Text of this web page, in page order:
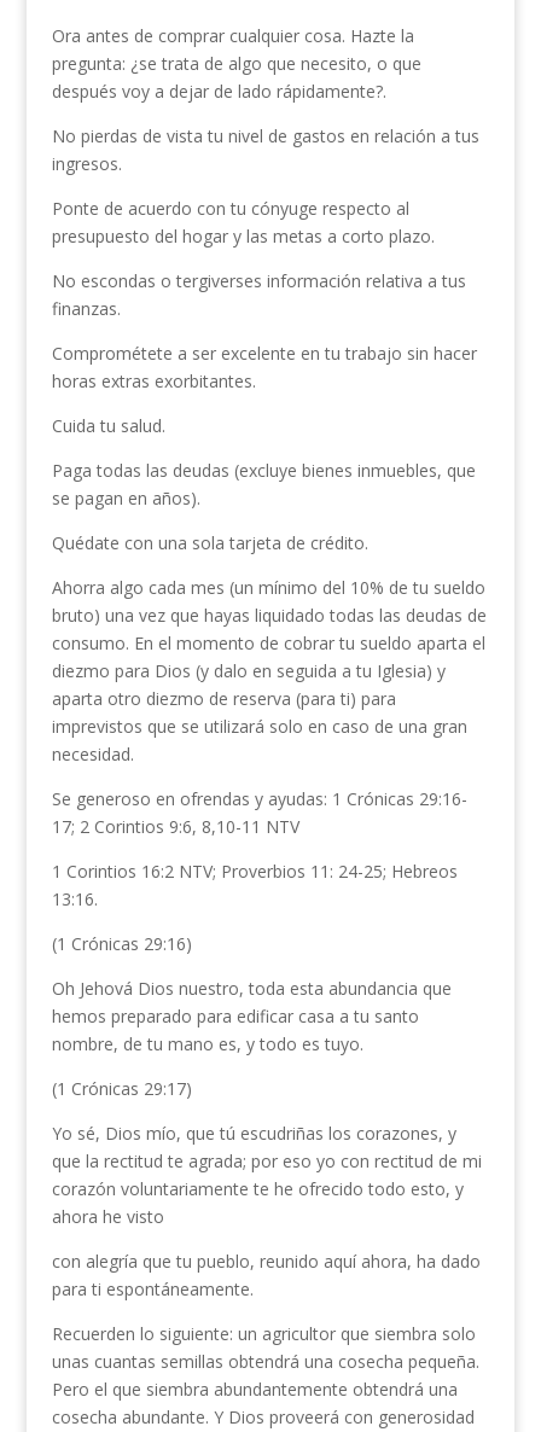
Ora antes de comprar cualquier cosa. Hazte la
pregunta: ¿se trata de algo que necesito, o que
después voy a dejar de lado rápidamente?.
No pierdas de vista tu nivel de gastos en relación a tus
ingresos.
Ponte de acuerdo con tu cónyuge respecto al
presupuesto del hogar y las metas a corto plazo.
No escondas o tergiverses información relativa a tus
finanzas.
Comprométete a ser excelente en tu trabajo sin hacer
horas extras exorbitantes.
Cuida tu salud.
Paga todas las deudas (excluye bienes inmuebles, que
se pagan en años).
Quédate con una sola tarjeta de crédito.
Ahorra algo cada mes (un mínimo del 10% de tu sueldo
bruto) una vez que hayas liquidado todas las deudas de
consumo. En el momento de cobrar tu sueldo aparta el
diezmo para Dios (y dalo en seguida a tu Iglesia) y
aparta otro diezmo de reserva (para ti) para
imprevistos que se utilizará solo en caso de una gran
necesidad.
Se generoso en ofrendas y ayudas: 1 Crónicas 29:16-
17; 2 Corintios 9:6, 8,10-11 NTV
1 Corintios 16:2 NTV; Proverbios 11: 24-25; Hebreos
13:16.
(1 Crónicas 29:16)
Oh Jehová Dios nuestro, toda esta abundancia que
hemos preparado para edificar casa a tu santo
nombre, de tu mano es, y todo es tuyo.
(1 Crónicas 29:17)
Yo sé, Dios mío, que tú escudriñas los corazones, y
que la rectitud te agrada; por eso yo con rectitud de mi
corazón voluntariamente te he ofrecido todo esto, y
ahora he visto
con alegría que tu pueblo, reunido aquí ahora, ha dado
para ti espontáneamente.
Recuerden lo siguiente: un agricultor que siembra solo
unas cuantas semillas obtendrá una cosecha pequeña.
Pero el que siembra abundantemente obtendrá una
cosecha abundante. Y Dios proveerá con generosidad